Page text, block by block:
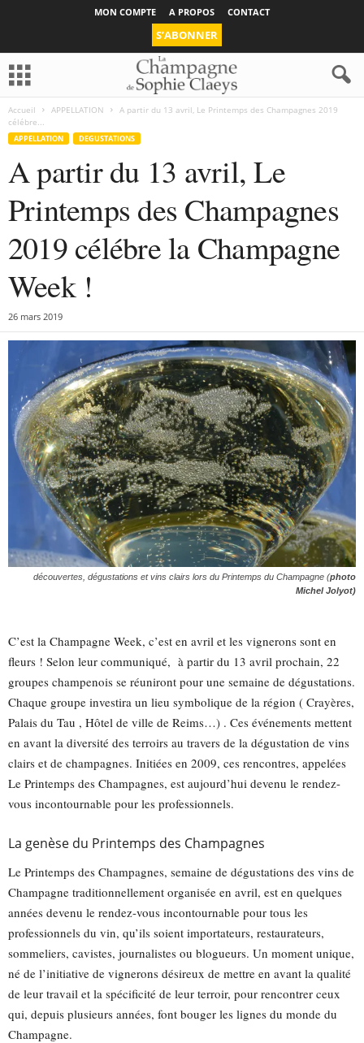
MON COMPTE A PROPOS CONTACT
S’ABONNER
Accueil APPELLATION
A partir du 13 avril, Le Printemps des Champagnes 2019
célébre...
APPELLATION DEGUSTATIONS
A partir du 13 avril, Le
Printemps des Champagnes
2019 célébre la Champagne
Week !
26 mars 2019
découvertes, dégustations et vins clairs lors du Printemps du Champagne (photo
Michel Jolyot)
C’est la Champagne Week, c’est en avril et les vignerons sont en
fleurs ! Selon leur communiqué, à partir du 13 avril prochain, 22
groupes champenois se réuniront pour une semaine de dégustations.
Chaque groupe investira un lieu symbolique de la région ( Crayères,
Palais du Tau , Hôtel de ville de Reims…) . Ces événements mettent
en avant la diversité des terroirs au travers de la dégustation de vins
clairs et de champagnes. Initiées en 2009, ces rencontres, appelées
Le Printemps des Champagnes, est aujourd’hui devenu le rendez-
vous incontournable pour les professionnels.
La genèse du Printemps des Champagnes
Le Printemps des Champagnes, semaine de dégustations des vins de
Champagne traditionnellement organisée en avril, est en quelques
années devenu le rendez-vous incontournable pour tous les
professionnels du vin, qu’ils soient importateurs, restaurateurs,
sommeliers, cavistes, journalistes ou blogueurs. Un moment unique,
né de l’initiative de vignerons désireux de mettre en avant la qualité
de leur travail et la spécificité de leur terroir, pour rencontrer ceux
qui, depuis plusieurs années, font bouger les lignes du monde du
Champagne.